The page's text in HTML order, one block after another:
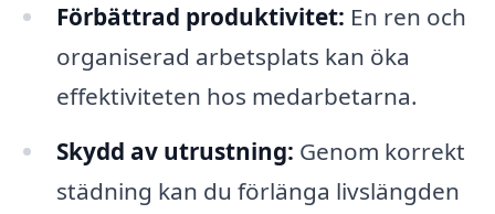
Förbättrad produktivitet: En ren och
organiserad arbetsplats kan öka
effektiviteten hos medarbetarna.
Skydd av utrustning: Genom korrekt
städning kan du förlänga livslängden